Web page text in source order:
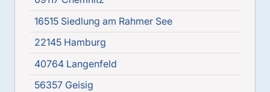
16515 Siedlung am Rahmer See
22145 Hamburg
40764 Langenfeld
56357 Geisig